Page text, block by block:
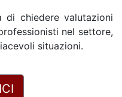
di chiedere valutazioni
nel settore,
situazioni.